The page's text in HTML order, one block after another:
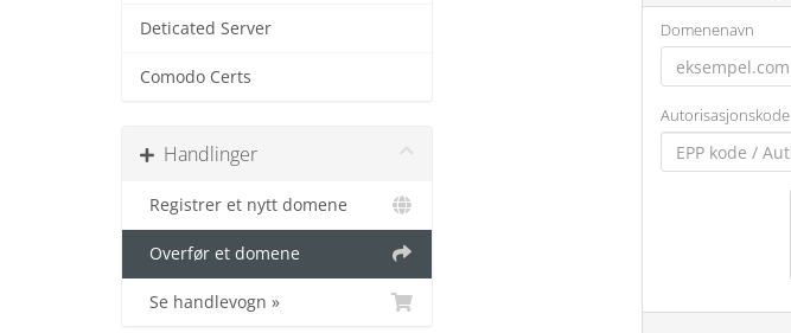
Deticated Server
Comodo Certs
Handlinger
Registrer et nytt domene
Overfør et domene
Se handlevogn »
Domenenavn
Autorisasjonskode